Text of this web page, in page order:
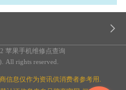
苹果手机维修点查询
All rights reserved.
信息仅作为资讯供消费者参考用.